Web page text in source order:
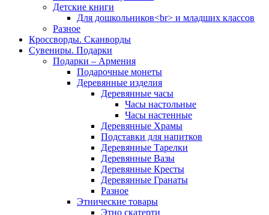
Детские книги
Для дошкольников<br> и младших классов
Разное
Кроссворды. Сканворды
Сувениры. Подарки
Подарки – Армения
Подарочные монеты
Деревянные изделия
Деревянные часы
Часы настольные
Часы настенные
Деревянные Храмы
Подставки для напитков
Деревянные Тарелки
Деревянные Вазы
Деревянные Кресты
Деревянные Гранаты
Разное
Этнические товары
Этно скатерти